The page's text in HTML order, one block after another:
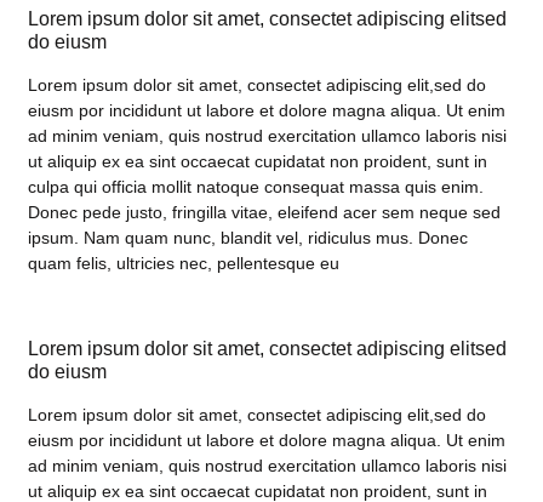
Lorem ipsum dolor sit amet, consectet adipiscing elitsed
do eiusm
Lorem ipsum dolor sit amet, consectet adipiscing elit,sed do
eiusm por incididunt ut labore et dolore magna aliqua. Ut enim
ad minim veniam, quis nostrud exercitation ullamco laboris nisi
ut aliquip ex ea sint occaecat cupidatat non proident, sunt in
culpa qui officia mollit natoque consequat massa quis enim.
Donec pede justo, fringilla vitae, eleifend acer sem neque sed
ipsum. Nam quam nunc, blandit vel, ridiculus mus. Donec
quam felis, ultricies nec, pellentesque eu
Lorem ipsum dolor sit amet, consectet adipiscing elitsed
do eiusm
Lorem ipsum dolor sit amet, consectet adipiscing elit,sed do
eiusm por incididunt ut labore et dolore magna aliqua. Ut enim
ad minim veniam, quis nostrud exercitation ullamco laboris nisi
ut aliquip ex ea sint occaecat cupidatat non proident, sunt in